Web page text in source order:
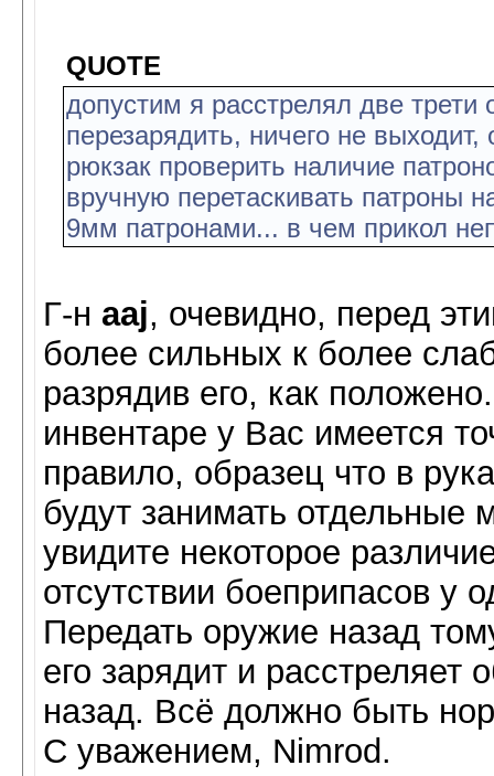
QUOTE
допустим я расстрелял две
перезарядить, ничего не
рюкзак проверить наличие
вручную перетаскивать патроны
9мм патронами... в чем прикол
Г-н aaj, очевидно, перед
более сильных к более
разрядив его, как
инвентаре у Вас имеется
правило, образец что в
будут занимать отдельные
увидите некоторое
отсутствии боеприпасов у
Передать оружие назад
его зарядит и расстреляет
назад. Всё должно быть
С уважением, Nimrod.